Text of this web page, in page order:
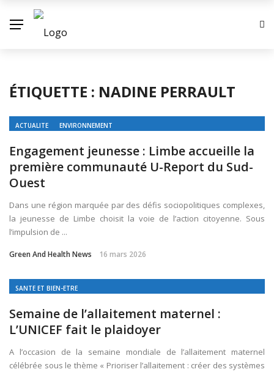
ÉTIQUETTE : NADINE PERRAULT
ACTUALITE ENVIRONNEMENT
Engagement jeunesse : Limbe accueille la
première communauté U-Report du Sud-
Ouest
Dans une région marquée par des défis sociopolitiques complexes,
la jeunesse de Limbe choisit la voie de l’action citoyenne. Sous
l’impulsion de ...
Green And Health News 16 mars 2026
SANTE ET BIEN-ETRE
Semaine de l’allaitement maternel :
L’UNICEF fait le plaidoyer
A l’occasion de la semaine mondiale de l’allaitement maternel
célébrée sous le thème « Prioriser l’allaitement : créer des systèmes